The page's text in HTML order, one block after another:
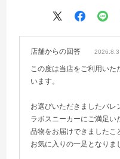
店舗からの回答 2026.8.3
この度は当店をご利用いた
います。
お選びいただきましたバレ
ラボスニーカーにご満足い
品物をお届けできましたこ
お気に入りの一足となりま